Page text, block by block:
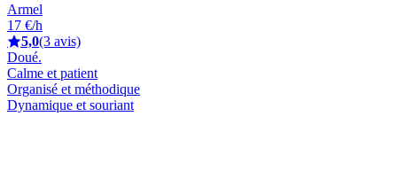
Armel
17 €/h
5,0(3 avis)
Doué.
Calme et patient
Organisé et méthodique
Dynamique et souriant